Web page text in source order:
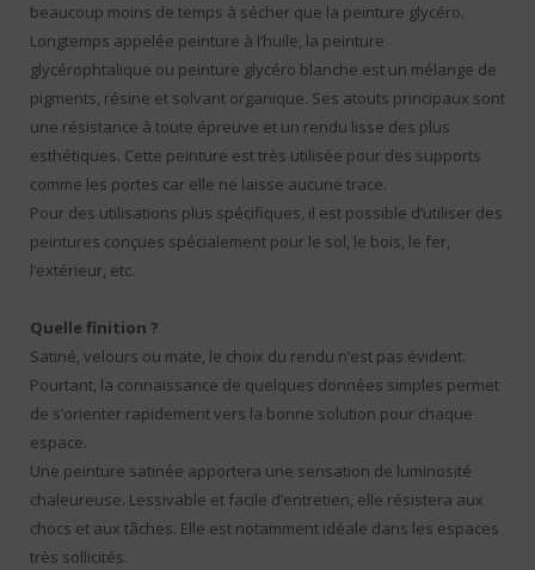
beaucoup moins de temps à sécher que la peinture glycéro.
Longtemps appelée peinture à l’huile, la peinture
glycérophtalique ou peinture glycéro blanche est un mélange de
pigments, résine et solvant organique. Ses atouts principaux sont
une résistance à toute épreuve et un rendu lisse des plus
esthétiques. Cette peinture est très utilisée pour des supports
comme les portes car elle ne laisse aucune trace.
Pour des utilisations plus spécifiques, il est possible d’utiliser des
peintures conçues spécialement pour le sol, le bois, le fer,
l’extérieur, etc.
Quelle finition ?
Satiné, velours ou mate, le choix du rendu n’est pas évident.
Pourtant, la connaissance de quelques données simples permet
de s’orienter rapidement vers la bonne solution pour chaque
espace.
Une peinture satinée apportera une sensation de luminosité
chaleureuse. Lessivable et facile d’entretien, elle résistera aux
chocs et aux tâches. Elle est notamment idéale dans les espaces
très sollicités.